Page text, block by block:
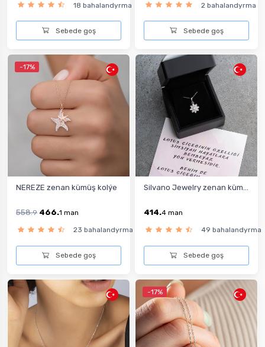
18 bahalandyrma
Sebede goş
2 bahalandyrma
Sebede goş
-17%
NEREZE zenan kümüş kolýe
558.9 466.1 man
23 bahalandyrma
Sebede goş
Silvano Jewelry zenan küm...
414.4 man
49 bahalandyrma
Sebede goş
-17%